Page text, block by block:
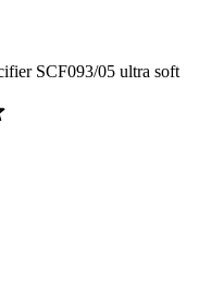
SCF093/05 ultra soft